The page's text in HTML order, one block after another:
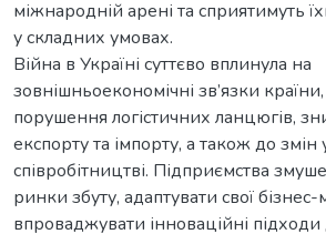
міжнародній арені та сприятимуть
у складних умовах.
Війна в Україні суттєво вплинула на
зовнішньоекономічні зв’язки
порушення логістичних ланцюгів,
експорту та імпорту, а також до
співробітництві. Підприємства
ринки збуту, адаптувати свої бізнес-
впроваджувати інноваційні